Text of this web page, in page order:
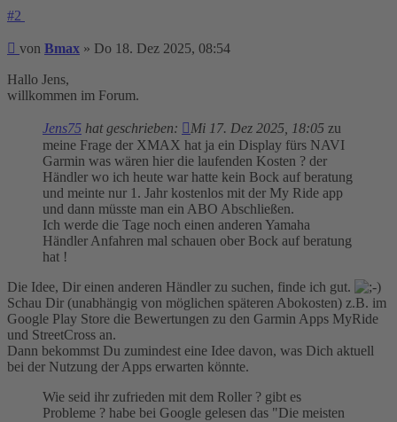
#2
Beitrag
von Bmax » Do 18. Dez 2025, 08:54
Hallo Jens,
willkommen im Forum.
Jens75 hat geschrieben: Mi 17. Dez 2025, 18:05 zu
meine Frage der XMAX hat ja ein Display fürs NAVI
Garmin was wären hier die laufenden Kosten ? der
Händler wo ich heute war hatte kein Bock auf beratung
und meinte nur 1. Jahr kostenlos mit der My Ride app
und dann müsste man ein ABO Abschließen.
Ich werde die Tage noch einen anderen Yamaha
Händler Anfahren mal schauen ober Bock auf beratung
hat !
Die Idee, Dir einen anderen Händler zu suchen, finde ich gut.
Schau Dir (unabhängig von möglichen späteren Abokosten) z.B. im
Google Play Store die Bewertungen zu den Garmin Apps MyRide
und StreetCross an.
Dann bekommst Du zumindest eine Idee davon, was Dich aktuell
bei der Nutzung der Apps erwarten könnte.
Wie seid ihr zufrieden mit dem Roller ? gibt es
Probleme ? habe bei Google gelesen das "Die meisten